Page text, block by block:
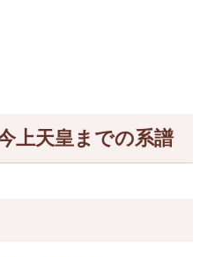
上天皇までの系譜